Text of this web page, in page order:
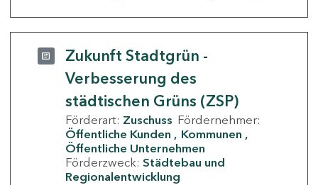
Zukunft Stadtgrün -
Verbesserung des
städtischen Grüns (ZSP)
Förderart: Zuschuss Fördernehmer:
Öffentliche Kunden
Kommunen
Öffentliche Unternehmen
Förderzweck: Städtebau und
Regionalentwicklung